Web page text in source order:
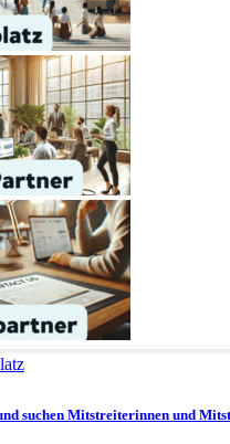
suchen Mitstreiterinnen und